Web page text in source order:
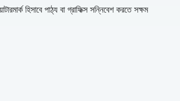
হিসাবে পাঠ্য বা গ্রাফিক্স সন্নিবেশ করতে সক্ষম